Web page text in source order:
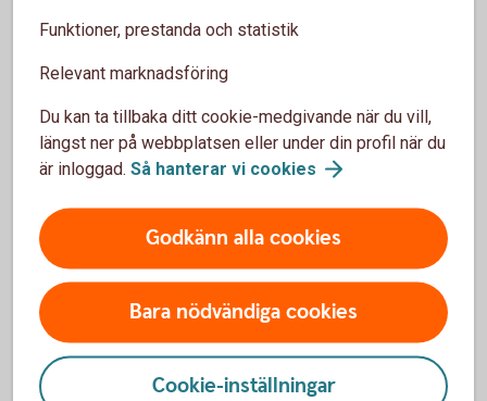
Bedrägeri och säkerhet
Anmäl bedrägeri
Påverka din digitala säkerhet
Funktioner, prestanda och statistik
Relevant marknadsföring
Du kan ta tillbaka ditt cookie-medgivande när du vill,
längst ner på webbplatsen eller under din profil när du
är inloggad. Så hanterar vi cookies
Godkänn alla cookies
Bara nödvändiga cookies
Cookie-inställningar